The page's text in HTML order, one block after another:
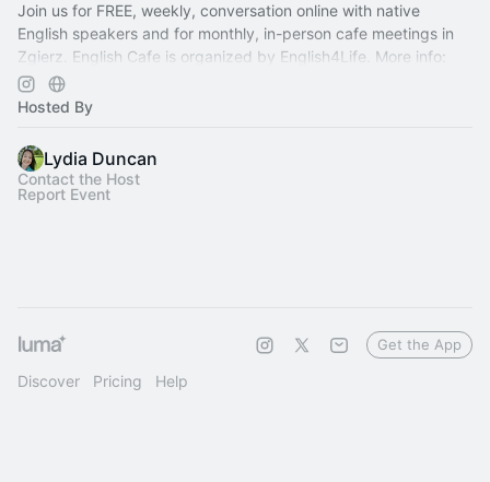
Join us for FREE, weekly, conversation online with native
English speakers and for monthly, in-person cafe meetings in
Zgierz. English Cafe is organized by English4Life. More info:
www.english4life.pl
Hosted By
Lydia Duncan
Contact the Host
Report Event
Discover Pricing Help
Get the App